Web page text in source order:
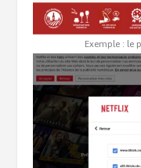
Exemple : le